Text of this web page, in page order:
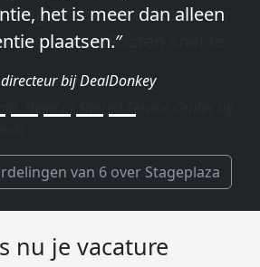
het is meer dan alleen
plaatsen.″
directeur bij DealDonkey
elke keer weer
prima kandidaten snel te
van 6 over Stageplaza
nu je vacature